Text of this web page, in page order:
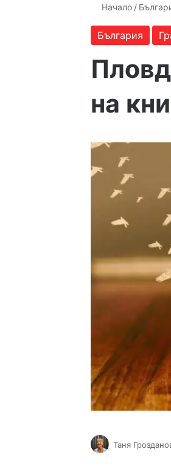
Начало /
България
на
Таня